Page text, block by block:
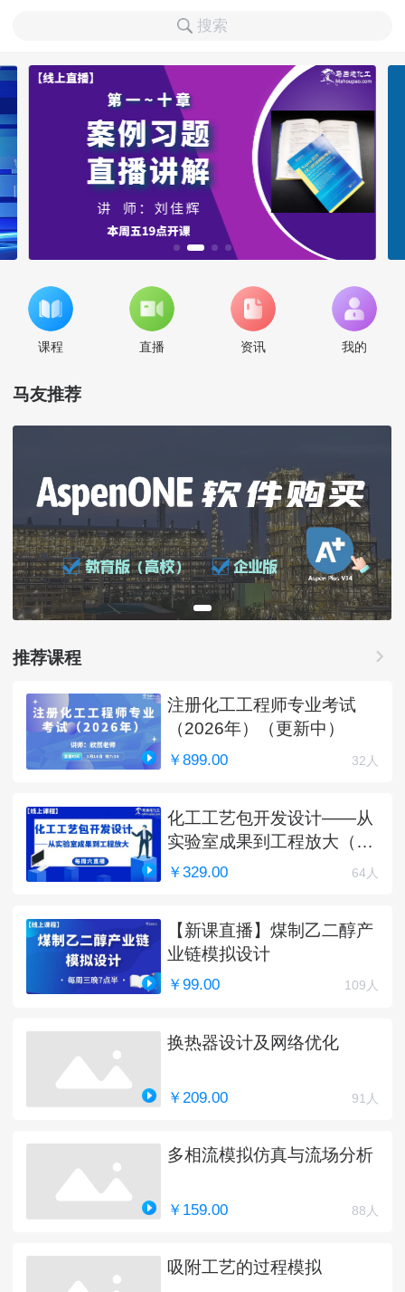
搜索
课程 直播 资讯 我的
马友推荐
推荐课程
注册化工工程师专业考试
（2026年）（更新中）
￥899.00 32人
化工工艺包开发设计——从
实验室成果到工程放大（完
结）
￥329.00 64人
【新课直播】煤制乙二醇产
业链模拟设计
￥99.00 109人
换热器设计及网络优化
￥209.00 91人
多相流模拟仿真与流场分析
￥159.00 88人
吸附工艺的过程模拟